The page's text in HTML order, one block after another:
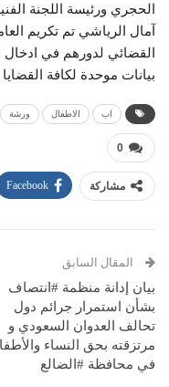
الحجري ورئيسة اللجنة
آمال الرياشي تم تكريم
القضائي لدورهم في ادخال
بيانات موحدة لكافة
اب الاطفال ورشة
0
مشاركة Facebook
المقال السابق
بيان إدانة منظمة #انتصاف
بشأن استمرار جرائم دول
تحالف العدوان السعودي و
مرتزقته بحق النساء
في محافظة #الضالع